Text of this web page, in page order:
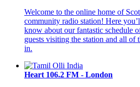
Welcome to the online home of
community radio station! Here
know about our fantastic schedule
guests visiting the station and all of
in.
Heart 106.2 FM - London